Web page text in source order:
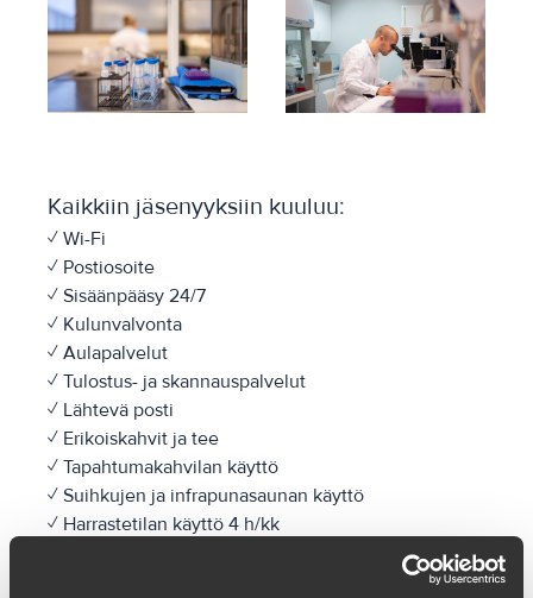
Kaikkiin jäsenyyksiin kuuluu:
✓ Wi-Fi
✓ Postiosoite
✓ Sisäänpääsy 24/7
✓ Kulunvalvonta
✓ Aulapalvelut
✓ Tulostus- ja skannauspalvelut
✓ Lähtevä posti
✓ Erikoiskahvit ja tee
✓ Tapahtumakahvilan käyttö
✓ Suihkujen ja infrapunasaunan käyttö
✓ Harrastetilan käyttö 4 h/kk